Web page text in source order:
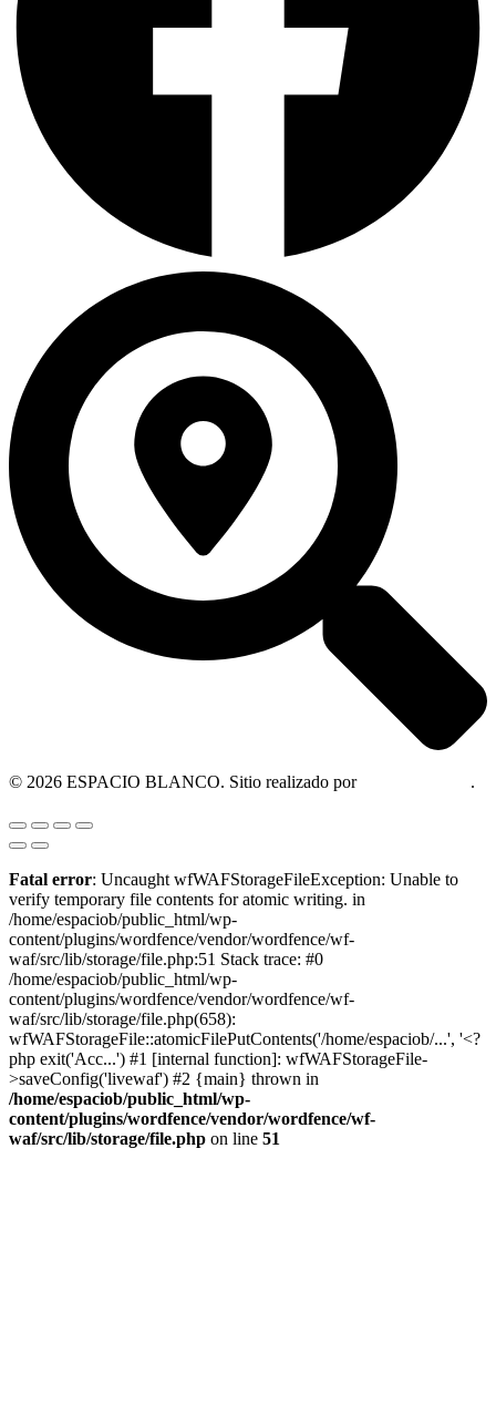
© 2026 ESPACIO BLANCO. Sitio realizado por .
Fatal error: Uncaught wfWAFStorageFileException: Unable to
verify temporary file contents for atomic writing. in
/home/espaciob/public_html/wp-
content/plugins/wordfence/vendor/wordfence/wf-
waf/src/lib/storage/file.php:51 Stack trace: #0
/home/espaciob/public_html/wp-
content/plugins/wordfence/vendor/wordfence/wf-
waf/src/lib/storage/file.php(658):
wfWAFStorageFile::atomicFilePutContents('/home/espaciob/...', '<?
php exit('Acc...') #1 [internal function]: wfWAFStorageFile-
>saveConfig('livewaf') #2 {main} thrown in
/home/espaciob/public_html/wp-
content/plugins/wordfence/vendor/wordfence/wf-
waf/src/lib/storage/file.php on line 51